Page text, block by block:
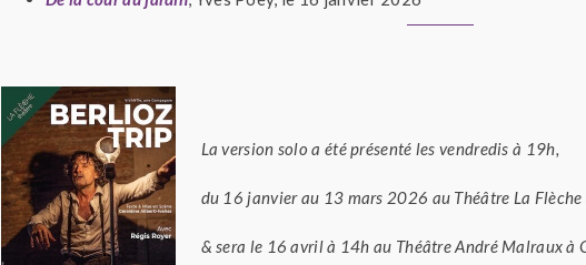
La version solo a été présenté les vendredis à 19h,
du 16 janvier au 13 mars 2026 au Théâtre La Flèche
& sera le 16 avril à 14h au Théâtre André Malraux à